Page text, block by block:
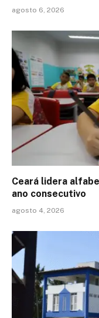
agosto 6, 2026
Ceará lidera
ano consecutivo
agosto 4, 2026